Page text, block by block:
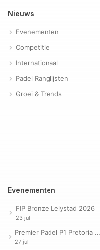
Nieuws
Evenementen
Competitie
Internationaal
Padel Ranglijsten
Groei & Trends
Evenementen
FIP Bronze Lelystad 2026
23 jul
Premier Padel P1 Pretoria 2026
27 jul